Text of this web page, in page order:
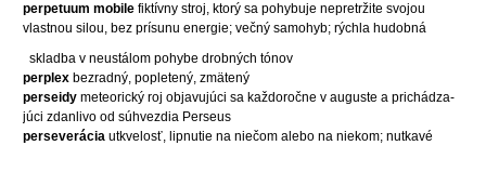
perpetuum mobile fiktívny stroj, ktorý sa pohybuje nepretržite svojou
vlastnou silou, bez prísunu energie; večný samohyb; rýchla hudobná
skladba v neustálom pohybe drobných tónov
perplex bezradný, popletený, zmätený
perseidy meteorický roj objavujúci sa každoročne v auguste a prichádza-
júci zdanlivo od súhvezdia Perseus
perseverácia utkvelosť, lipnutie na niečom alebo na niekom; nutkavé